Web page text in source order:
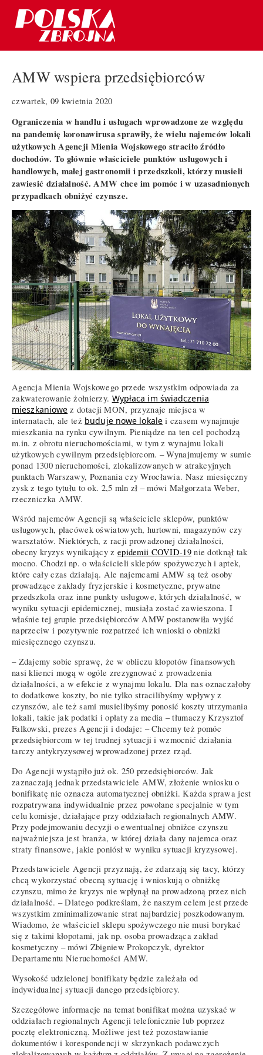
AMW wspiera przedsiębiorców
czwartek, 09 kwietnia 2020
Ograniczenia w handlu i usługach wprowadzone ze względu
na pandemię koronawirusa sprawiły, że wielu najemców lokali
użytkowych Agencji Mienia Wojskowego straciło źródło
dochodów. To głównie właściciele punktów usługowych i
handlowych, małej gastronomii i przedszkoli, którzy musieli
zawiesić działalność. AMW chce im pomóc i w uzasadnionych
przypadkach obniżyć czynsze.
Agencja Mienia Wojskowego przede wszystkim odpowiada za
zakwaterowanie żołnierzy. Wypłaca im świadczenia
mieszkaniowe z dotacji MON, przyznaje miejsca w
internatach, ale też buduje nowe lokalei czasem wynajmuje
mieszkania na rynku cywilnym. Pieniądze na ten cel pochodzą
m.in. z obrotu nieruchomościami, w tym z wynajmu lokali
użytkowych cywilnym przedsiębiorcom. – Wynajmujemy w sumie
ponad 1300 nieruchomości, zlokalizowanych w atrakcyjnych
punktach Warszawy, Poznania czy Wrocławia. Nasz miesięczny
zysk z tego tytułu to ok. 2,5 mln zł – mówi Małgorzata Weber,
rzeczniczka AMW.
Wśród najemców Agencji są właściciele sklepów, punktów
usługowych, placówek oświatowych, hurtowni, magazynów czy
warsztatów. Niektórych, z racji prowadzonej działalności,
obecny kryzys wynikający z epidemii COVID-19nie dotknął tak
mocno. Chodzi np. o właścicieli sklepów spożywczych i aptek,
które cały czas działają. Ale najemcami AMW są też osoby
prowadzące zakłady fryzjerskie i kosmetyczne, prywatne
przedszkola oraz inne punkty usługowe, których działalność, w
wyniku sytuacji epidemicznej, musiała zostać zawieszona. I
właśnie tej grupie przedsiębiorców AMW postanowiła wyjść
naprzeciw i pozytywnie rozpatrzeć ich wnioski o obniżki
miesięcznego czynszu.
– Zdajemy sobie sprawę, że w obliczu kłopotów finansowych
nasi klienci mogą w ogóle zrezygnować z prowadzenia
działalności, a w efekcie z wynajmu lokalu. Dla nas oznaczałoby
to dodatkowe koszty, bo nie tylko stracilibyśmy wpływy z
czynszów, ale też sami musielibyśmy ponosić koszty utrzymania
lokali, takie jak podatki i opłaty za media – tłumaczy Krzysztof
Falkowski, prezes Agencji i dodaje: – Chcemy też pomóc
przedsiębiorcom w tej trudnej sytuacji i wzmocnić działania
tarczy antykryzysowej wprowadzonej przez rząd.
Do Agencji wystąpiło już ok. 250 przedsiębiorców. Jak
zaznaczają jednak przedstawiciele AMW, złożenie wniosku o
bonifikatę nie oznacza automatycznej obniżki. Każda sprawa jest
rozpatrywana indywidualnie przez powołane specjalnie w tym
celu komisje, działające przy oddziałach regionalnych AMW.
Przy podejmowaniu decyzji o ewentualnej obniżce czynszu
najważniejsza jest branża, w której działa dany najemca oraz
straty finansowe, jakie poniósł w wyniku sytuacji kryzysowej.
Przedstawiciele Agencji przyznają, że zdarzają się tacy, którzy
chcą wykorzystać obecną sytuację i wnioskują o obniżkę
czynszu, mimo że kryzys nie wpłynął na prowadzoną przez nich
działalność. – Dlatego podkreślam, że naszym celem jest przede
wszystkim zminimalizowanie strat najbardziej poszkodowanym.
Wiadomo, że właściciel sklepu spożywczego nie musi borykać
się z takimi kłopotami, jak np. osoba prowadząca zakład
kosmetyczny – mówi Zbigniew Prokopczyk, dyrektor
Departamentu Nieruchomości AMW.
Wysokość udzielonej bonifikaty będzie zależała od
indywidualnej sytuacji danego przedsiębiorcy.
Szczegółowe informacje na temat bonifikat można uzyskać w
oddziałach regionalnych Agencji telefonicznie lub poprzez
pocztę elektroniczną. Możliwe jest też pozostawianie
dokumentów i korespondencji w skrzynkach podawczych